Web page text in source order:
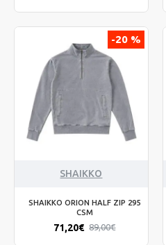
-20 %
SHAIKKO
SHAIKKO ORION HALF ZIP 295
CSM
71,20€ 89,00€